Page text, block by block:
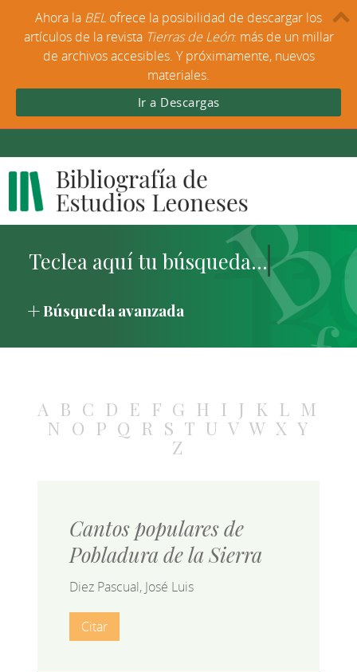
Búsqueda avanzada
A B C D E F G H I J K L M
N O P Q R S T U V W X Y
Z
Cantos populares de
Pobladura de la Sierra
Diez Pascual, José Luis
Citar
Ahora la BEL ofrece la posibilidad de descargar los
artículos de la revista Tierras de León: más de un millar
de archivos accesibles. Y próximamente, nuevos
materiales.
Ir a Descargas